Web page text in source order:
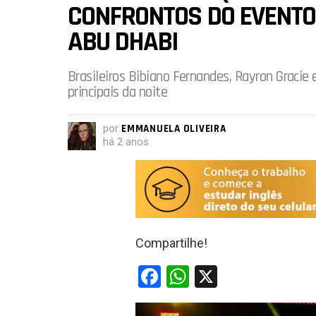
CONFRONTOS DO
ABU DHABI
Brasileiros Bibiano Fernandes, Rayron
principais da noite
por EMMANUELA OLIVEIRA
há 2 anos
Compartilhe!
F
a
W
h